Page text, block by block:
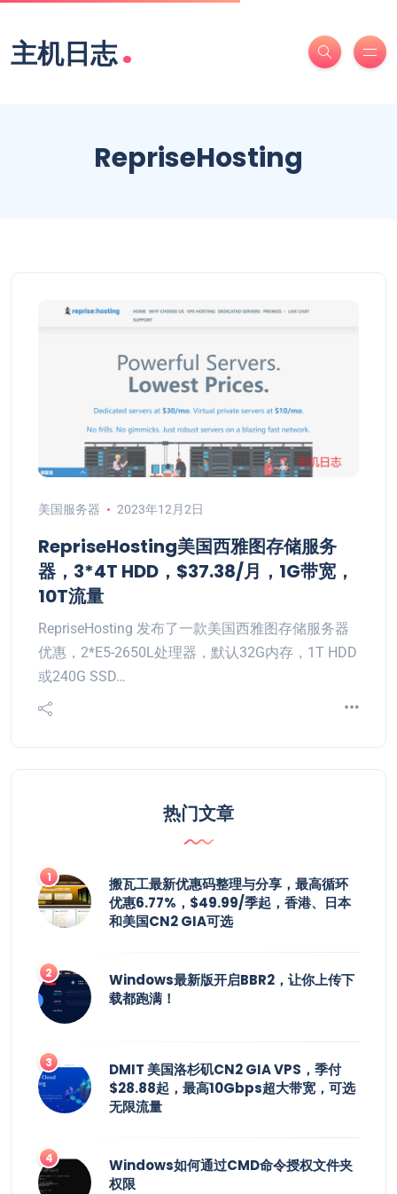
主机日志.
RepriseHosting
美国服务器 2023年12月2日
RepriseHosting美国西雅图存储服务
器，3*4T HDD，$37.38/月，1G带宽，
10T流量
RepriseHosting 发布了一款美国西雅图存储服务器
优惠，2*E5-2650L处理器，默认32G内存，1T HDD
或240G SSD…
热门文章
搬瓦工最新优惠码整理与分享，最高循环
优惠6.77%，$49.99/季起，香港、日本
和美国CN2 GIA可选
Windows最新版开启BBR2，让你上传下
载都跑满！
DMIT 美国洛杉矶CN2 GIA VPS，季付
$28.88起，最高10Gbps超大带宽，可选
无限流量
Windows如何通过CMD命令授权文件夹
权限